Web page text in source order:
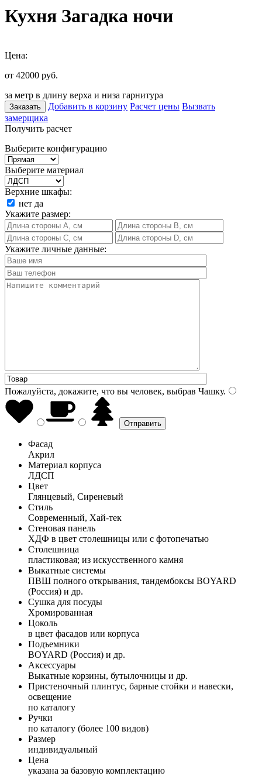
Кухня Загадка ночи
Цена:
от 42000 руб.
за метр в длину верха и низа гарнитура
Заказать Добавить в корзину Расчет цены Вызвать
замерщика
Получить расчет
Выберите конфигурацию
Выберите материал
Верхние шкафы:
нет да
Укажите размер:
Укажите личные данные:
Пожалуйста, докажите, что вы человек, выбрав Чашку.
Фасад
Акрил
Материал корпуса
ЛДСП
Цвет
Глянцевый, Сиреневый
Стиль
Современный, Хай-тек
Стеновая панель
ХДФ в цвет столешницы или с фотопечатью
Столешница
пластиковая; из искусственного камня
Выкатные системы
ПВШ полного открывания, тандембоксы BOYARD
(Россия) и др.
Сушка для посуды
Хромированная
Цоколь
в цвет фасадов или корпуса
Подъемники
BOYARD (Россия) и др.
Аксессуары
Выкатные корзины, бутылочницы и др.
Пристеночный плинтус, барные стойки и навески,
освещение
по каталогу
Ручки
по каталогу (более 100 видов)
Размер
индивидуальный
Цена
указана за базовую комплектацию